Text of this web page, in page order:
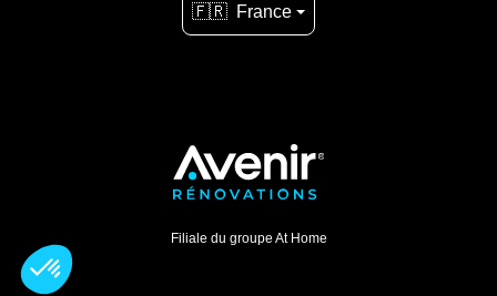
🇫🇷 France
Filiale du groupe At Home